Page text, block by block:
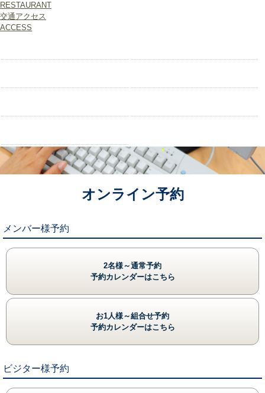
RESTAURANT
交通アクセス
ACCESS
オンライン予約
メンバー様予約
2名様～通常予約
予約カレンダーはこちら
お1人様～組合せ予約
予約カレンダーはこちら
ビジター様予約